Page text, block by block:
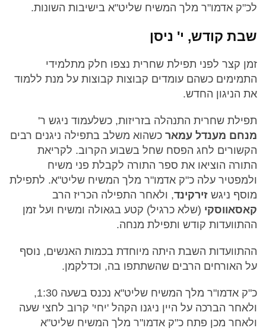
לכ"ק אדמו"ר מלך המשיח שליט"א בישיבות השונות.
שבת קודש, י' ניסן
זמן קצר לפני תפילת שחרית נצפו חלק מתלמידי
התמימים כשהם עומדים קבוצות קבוצות על מנת ללמוד
את הניגון החדש.
תפילת שחרית התנהלה בזריזות, כשלעמוד ניגש ר'
מנחם מענדל עמאר כשהוא משלב בתפילה ניגנים רבים
הקשורים לחג הפסח שחל בשבוע הקרוב. לקריאת
התורה הוציאו את ספר התורה לקבלת פני משיח
ולמפטיר עלה כ"ק אדמו"ר מלך המשיח שליט"א. לתפילת
מוסף ניגש זירקינד, ולאחר התפילה הכריז הרב
קאסאווסקי (שלא כרגיל) קטע בגאולה ומשיח ועל זמן
ההתוועדות קודש ותפילת מנחה.
ההתוועדות השבת היתה מיוחדת בכמות האנשים, נוסף
על האורחים הרבים שהשתתפו בה, וכדלקמן.
כ"ק אדמו"ר מלך המשיח שליט"א נכנס בשעה 1:30,
ולאחר הברכה על היין ניגנו הקהל 'יחי' קרוב לחצי שעה
ולאחר מכן פתח כ"ק אדמו"ר מלך המשיח שליט"א